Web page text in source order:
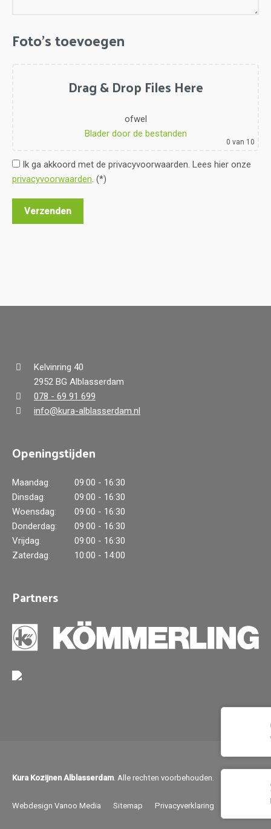
Foto's toevoegen
Drag & Drop Files Here
ofwel
Blader door de bestanden
0 van 10
Ik ga akkoord met de privacyvoorwaarden. Lees hier onze
privacyvoorwaarden. (*)
Kelvinring 40
2952 BG Alblasserdam
078 - 69 91 699
info@kura-alblasserdam.nl
Openingstijden
Maandag:
09:00 - 16:30
Dinsdag:
09:00 - 16:30
Woensdag:
09:00 - 16:30
Donderdag:
09:00 - 16:30
Vrijdag:
09:00 - 16:30
Zaterdag:
10:00 - 14:00
Partners
Kura Kozijnen Alblasserdam. Alle rechten voorbehouden.
Webdesign Vanoo Media Sitemap Privacyverklaring